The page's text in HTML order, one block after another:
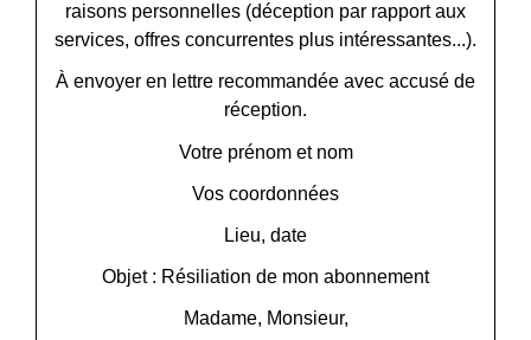
raisons personnelles (déception par rapport aux
services, offres concurrentes plus intéressantes...).
À envoyer en lettre recommandée avec accusé de
réception.
Votre prénom et nom
Vos coordonnées
Lieu, date
Objet : Résiliation de mon abonnement
Madame, Monsieur,